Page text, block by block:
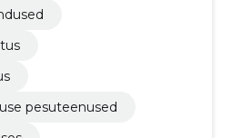
pesuteenused